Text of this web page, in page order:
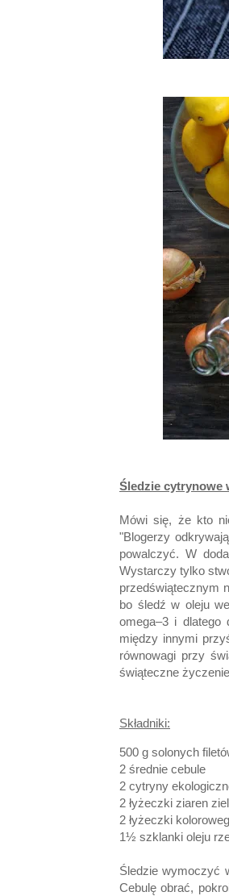
Śledzie cytrynowe
Mówi się, że kto
"Blogerzy
powalczyć. W
Wystarczy tylko
przedświątecznym
bo śledź w oleju
omega–3 i dlatego
między innymi
równowagi przy
świąteczne
Składniki:
500 g solonych
2 średnie cebule
2 cytryny
2 łyżeczki ziaren
2 łyżeczki
1½ szklanki oleju
Śledzie wymoczyć
Cebulę obrać,